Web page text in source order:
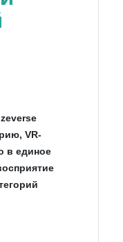
VR-
в единое